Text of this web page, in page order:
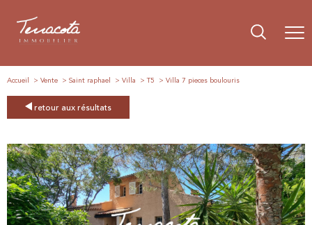
Accueil Vente Saint raphael Villa T5 Villa 7 pieces boulouris
retour aux résultats